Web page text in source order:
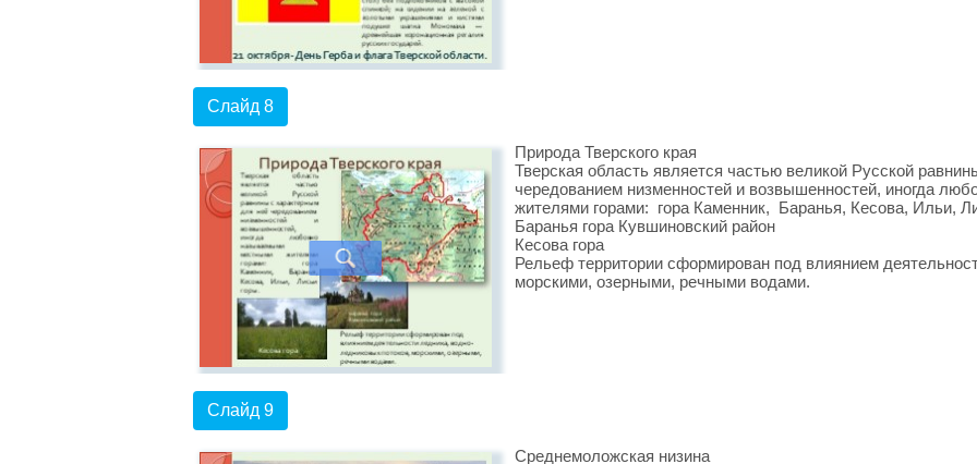
Слайд 8
Природа Тверского края
Тверская область является частью великой Русской
чередованием низменностей и возвышенностей, иногда
жителями горами: гора Каменник, Баранья, Кесова, Ильи,
Баранья гора Кувшиновский район
Кесова гора
Рельеф территории сформирован под влиянием
морскими, озерными, речными водами.
Слайд 9
Среднемоложская низина